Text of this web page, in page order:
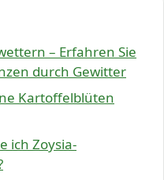
– Erfahren Sie
durch Gewitter
Kartoffelblüten
ich Zoysia-